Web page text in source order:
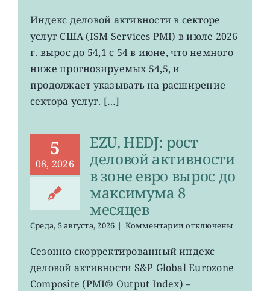
Индекс
деловой
активности
в
США
Индекс деловой активности в секторе
услуг США (ISM Services PMI) в июле 2026
г. вырос до 54,1 с 54 в июне, что немного
ниже прогнозируемых 54,5, и
продолжает указывать на расширение
сектора услуг. […]
5
08, 2026
EZU, HEDJ: рост
деловой активности
в зоне евро вырос до
максимума 8
месяцев
Среда, 5 августа, 2026 | Комментариик
EZU,
HEDJ:
рост
деловой
отключены
Сезонно скорректированный индекс
деловой активности S&P Global Eurozone
Composite (PMI® Output Index) –